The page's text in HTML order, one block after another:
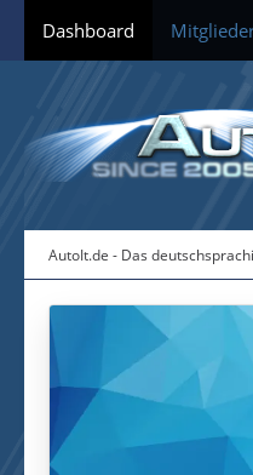
Dashboard
AutoIt.de - Das